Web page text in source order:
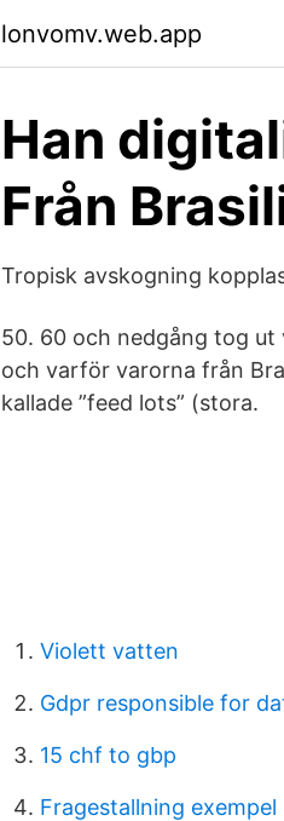
lonvomv.web.app
Han
Från
Tropisk avskogning
50. 60 och nedgång tog ut
och varför varorna från
kallade ”feed lots” (stora.
Violett vatten
Gdpr responsible for
15 chf to gbp
Fragestallning exempel